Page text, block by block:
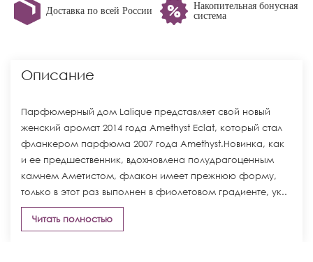
Доставка по всей России
Накопительная бонусная
система
Описание
Парфюмерный дом Lalique представляет свой новый
женский аромат 2014 года Amethyst Eclat, который стал
фланкером парфюма 2007 года Amethyst.Новинка, как
и ее предшественник, вдохновлена полудрагоценным
камнем Аметистом, флакон имеет прежнюю форму,
только в этот раз выполнен в фиолетовом градиенте, ук..
Читать полностью